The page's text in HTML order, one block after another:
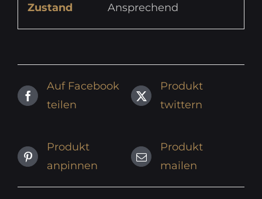
Zustand
Ansprechend
Auf Facebook
teilen
Produkt
twittern
Produkt
anpinnen
Produkt
mailen